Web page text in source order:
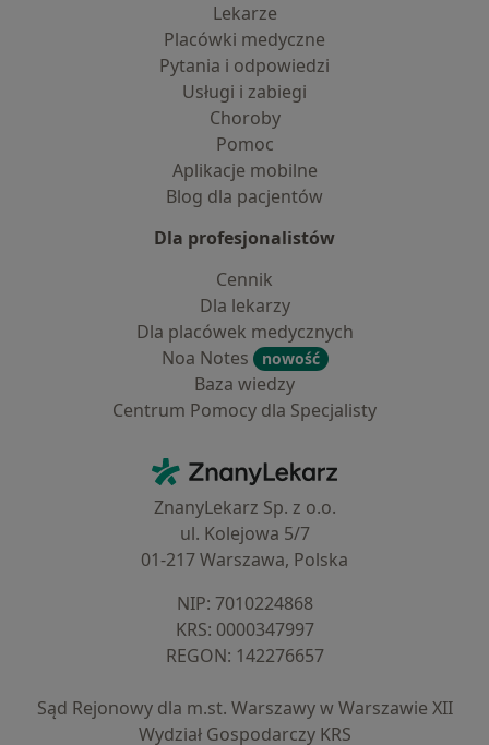
Lekarze
Placówki medyczne
Pytania i odpowiedzi
Usługi i zabiegi
Choroby
Pomoc
Aplikacje mobilne
Blog dla pacjentów
Dla profesjonalistów
Cennik
Dla lekarzy
Dla placówek medycznych
Noa Notes
nowość
Baza wiedzy
Centrum Pomocy dla Specjalisty
ZnanyLekarz - Strona główna
ZnanyLekarz Sp. z o.o.
ul. Kolejowa 5/7
01-217 Warszawa, Polska
NIP: ⁠7010224868
KRS: ⁠0000347997
REGON: ⁠142276657
Sąd Rejonowy dla m.st. Warszawy w Warszawie XII
Wydział Gospodarczy KRS